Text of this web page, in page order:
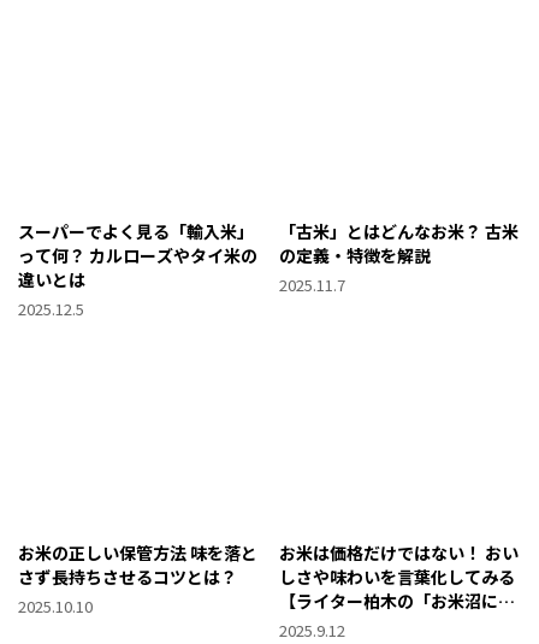
スーパーでよく見る「輸入米」
って何？ カルローズやタイ米の
違いとは
2025.12.5
「古米」とはどんなお米？ 古米
の定義・特徴を解説
2025.11.7
お米の正しい保管方法 味を落と
さず長持ちさせるコツとは？
2025.10.10
お米は価格だけではない！ おい
しさや味わいを言葉化してみる
【ライター柏木の「お米沼によ
うこそ」第10回】
2025.9.12